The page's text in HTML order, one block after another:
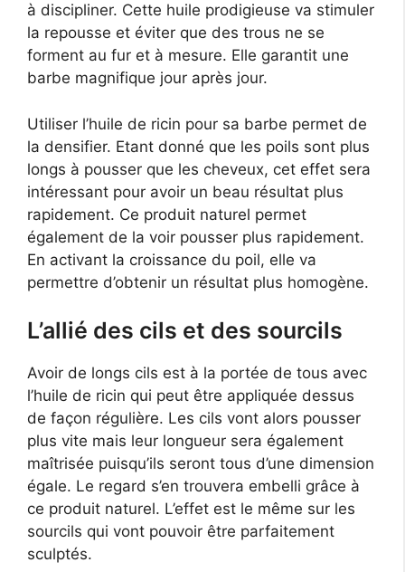
à discipliner. Cette huile prodigieuse va stimuler
la repousse et éviter que des trous ne se
forment au fur et à mesure. Elle garantit une
barbe magnifique jour après jour.
Utiliser l’huile de ricin pour sa barbe permet de
la densifier. Etant donné que les poils sont plus
longs à pousser que les cheveux, cet effet sera
intéressant pour avoir un beau résultat plus
rapidement. Ce produit naturel permet
également de la voir pousser plus rapidement.
En activant la croissance du poil, elle va
permettre d’obtenir un résultat plus homogène.
L’allié des cils et des sourcils
Avoir de longs cils est à la portée de tous avec
l’huile de ricin qui peut être appliquée dessus
de façon régulière. Les cils vont alors pousser
plus vite mais leur longueur sera également
maîtrisée puisqu’ils seront tous d’une dimension
égale. Le regard s’en trouvera embelli grâce à
ce produit naturel. L’effet est le même sur les
sourcils qui vont pouvoir être parfaitement
sculptés.